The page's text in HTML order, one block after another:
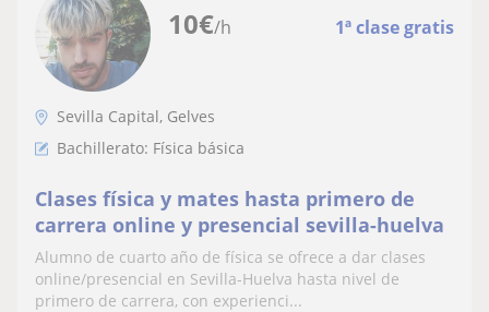
10€/h 1ª clase gratis
Sevilla Capital, Gelves
Bachillerato: Física básica
Clases física y mates hasta primero de
carrera online y presencial sevilla-huelva
Alumno de cuarto año de física se ofrece a dar clases
online/presencial en Sevilla-Huelva hasta nivel de
primero de carrera, con experienci...